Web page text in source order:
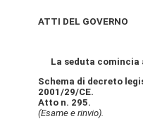
ATTI DEL GOVERNO
La seduta comincia
Schema di decreto
2001/29/CE.
Atto n. 295.
(Esame e rinvio).